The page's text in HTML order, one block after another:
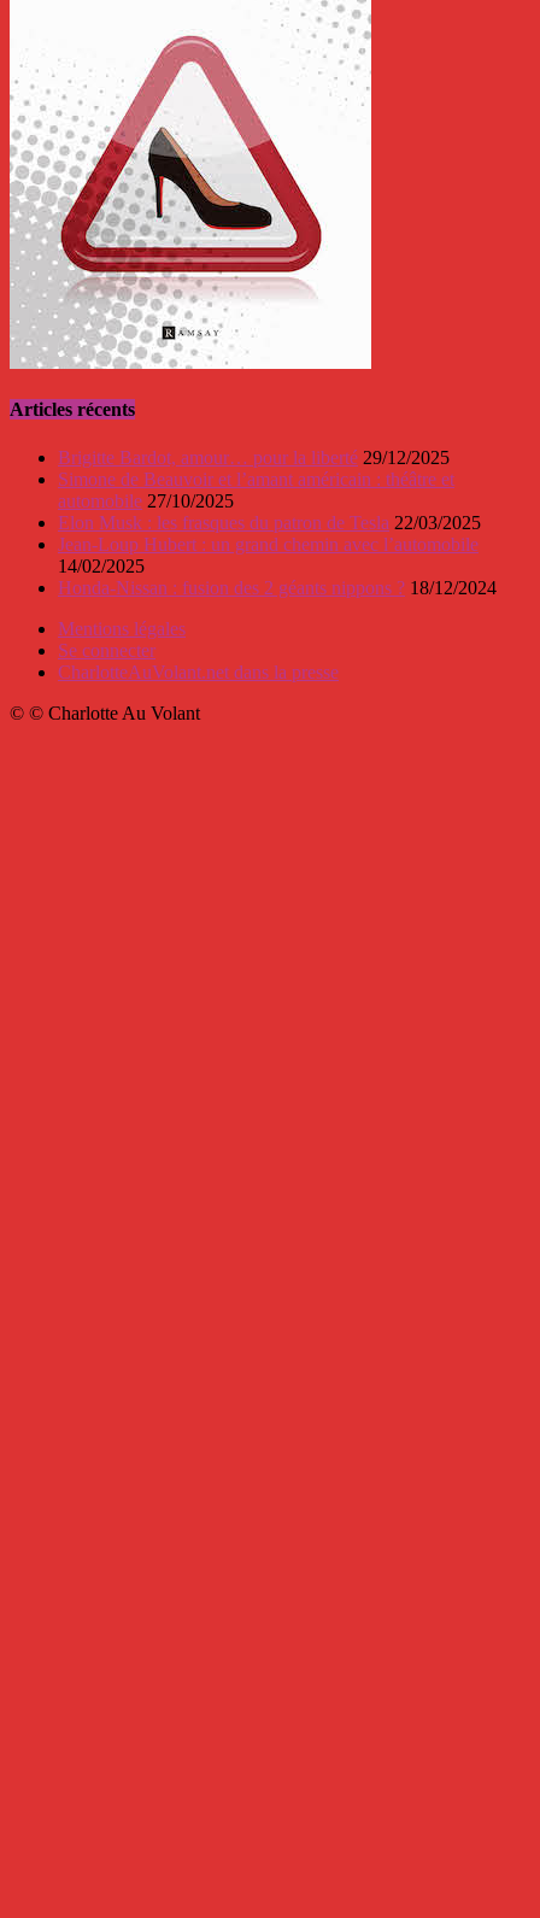
Articles récents
Brigitte Bardot, amour… pour la liberté 29/12/2025
Simone de Beauvoir et l’amant américain : théâtre et
automobile 27/10/2025
Elon Musk : les frasques du patron de Tesla 22/03/2025
Jean-Loup Hubert : un grand chemin avec l’automobile
14/02/2025
Honda-Nissan : fusion des 2 géants nippons ? 18/12/2024
Mentions légales
Se connecter
CharlotteAuVolant.net dans la presse
© © Charlotte Au Volant